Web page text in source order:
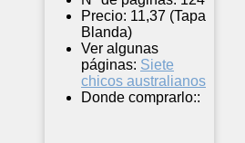
Precio: 11,37 (Tapa
Blanda)
Ver algunas
páginas: Siete
chicos australianos
Donde comprarlo::